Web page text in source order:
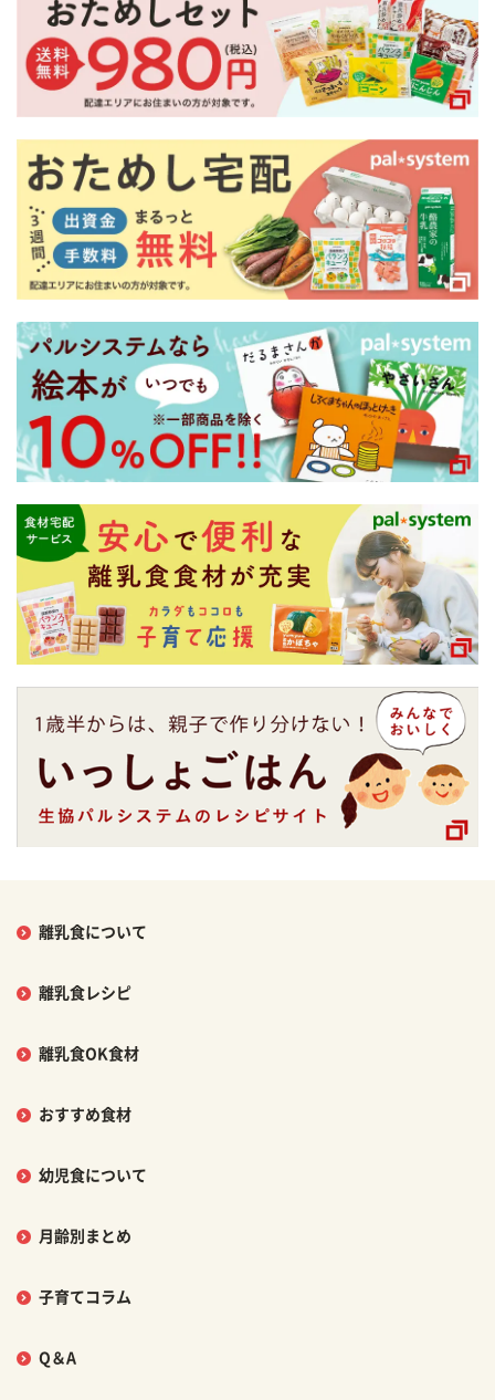
離乳食について
離乳食レシピ
離乳食OK食材
おすすめ食材
幼児食について
月齢別まとめ
子育てコラム
Q＆A